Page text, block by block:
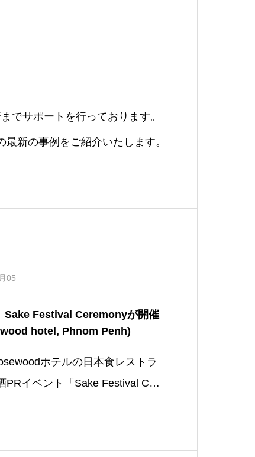
でサポートを行っております。
新の事例をご紹介いたします。
05
Sake Festival Ceremonyが開催
hotel, Phnom Penh)
ホテルの日本食レストラ
PRイベント「Sake Festival Cer